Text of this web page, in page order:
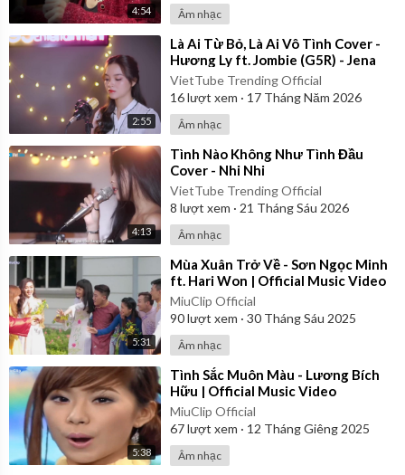
4:54 Âm nhạc
2:55
⁣Là Ai Từ Bỏ, Là Ai Vô Tình Cover -
Hương Ly ft. Jombie (G5R) - Jena
VietTube Trending Official
16lượt xem · 17 Tháng Năm 2026
Âm nhạc
4:13
⁣Tình Nào Không Như Tình Đầu
Cover - Nhi Nhi
VietTube Trending Official
8 lượt xem · 21 Tháng Sáu 2026
Âm nhạc
5:31
⁣Mùa Xuân Trở Về - Sơn Ngọc Minh
ft. Hari Won | Official Music Video
MiuClip Official
90lượt xem · 30 Tháng Sáu 2025
Âm nhạc
5:38
⁣Tình Sắc Muôn Màu - Lương Bích
Hữu | Official Music Video
MiuClip Official
67lượt xem · 12 Tháng Giêng 2025
Âm nhạc